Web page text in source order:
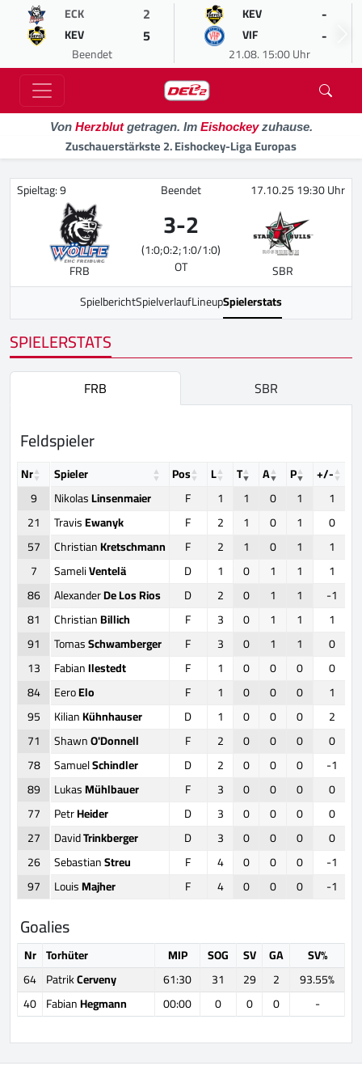
ECK 2
KEV 5
Beendet
KEV -
VIF -
21.08. 15:00 Uhr
Von Herzblutgetragen. Im Eishockeyzuhause.
Zuschauerstärkste 2. Eishockey-Liga Europas
Spieltag: 9 Beendet 17.10.25 19:30 Uhr
FRB
3-2
(1:0;0:2;1:0/1:0)
OT
SBR
SpielberichtSpielverlaufLineupSpielerstats
SPIELERSTATS
FRB SBR
Feldspieler
Nr Spieler Pos L T A P +/-
9
NikolasLinsenmaier F 1 1 0 1
1
21
TravisEwanyk F 2 1 0 1
0
57
ChristianKretschmann F 2 1 0 1
1
7
SameliVentelä D 1 0 1 1
1
86
AlexanderDe Los Rios D 2 0 1 1
-1
81
ChristianBillich F 3 0 1 1
1
91
TomasSchwamberger F 3 0 1 1
0
13
FabianIlestedt F 1 0 0 0
0
84
EeroElo F 1 0 0 0
1
95
KilianKühnhauser D 1 0 0 0
2
71
ShawnO'Donnell F 2 0 0 0
0
78
SamuelSchindler D 2 0 0 0
-1
89
LukasMühlbauer F 3 0 0 0
0
77
PetrHeider D 3 0 0 0
0
27
DavidTrinkberger D 3 0 0 0
0
26
SebastianStreu F 4 0 0 0
-1
97
LouisMajher F 4 0 0 0 -1
Goalies
Nr Torhüter MIP SOG SV GA
SV%
64 PatrikCerveny 61:30 31 29 2
93.55%
40 FabianHegmann 00:00 0 0 0 -